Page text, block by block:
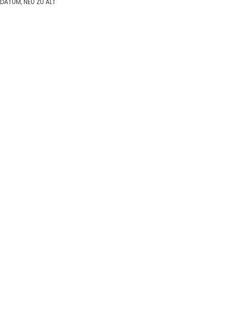
DATUM, NEU ZU ALT